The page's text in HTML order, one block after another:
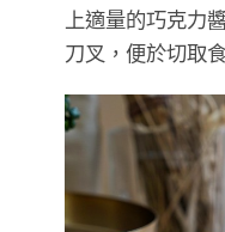
上適量的巧克力
刀叉，便於切取